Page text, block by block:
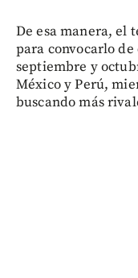
De esa manera, el
para convocarlo de
septiembre y
México y Perú,
buscando más